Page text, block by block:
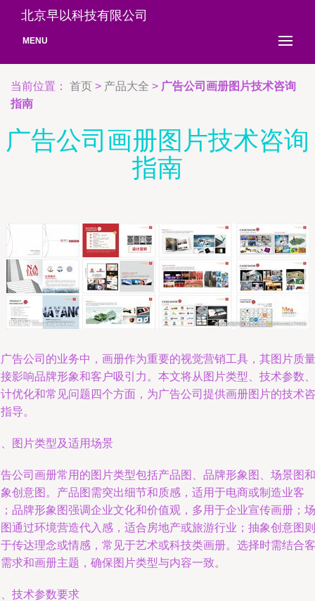
北京早以科技有限公司
MENU
当前位置： 首页 > 产品大全 > 广告公司画册图片技术咨询
指南
广告公司画册图片技术咨询
指南
告公司的业务中，画册作为重要的视觉营销工具，其图片质量
影响品牌形象和客户吸引力。本文将从图片类型、技术参数、
优化和常见问题四个方面，为广告公司提供画册图片的技术咨
导。
图片类型及适用场景
公司画册常用的图片类型包括产品图、品牌形象图、场景图和
创意图。产品图需突出细节和质感，适用于电商或制造业客
品牌形象图强调企业文化和价值观，多用于企业宣传画册；场
通过环境营造代入感，适合房地产或旅游行业；抽象创意图则
传达理念或情感，常见于艺术或科技类画册。选择时需结合客
求和画册主题，确保图片类型与内容一致。
技术参数要求